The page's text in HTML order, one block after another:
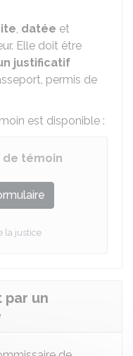
, datée et
Elle doit être
justificatif
permis de
est disponible :
témoin
la justice
par un